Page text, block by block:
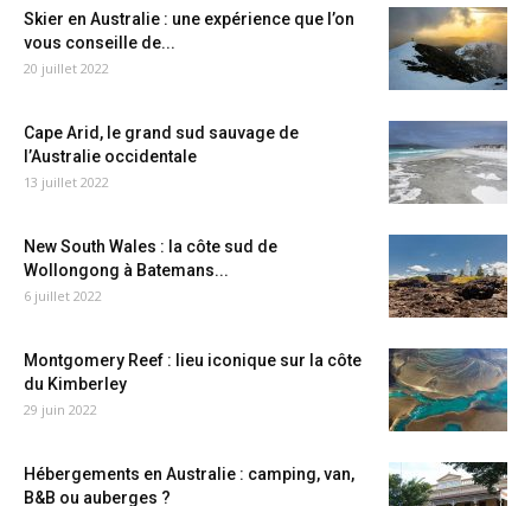
Skier en Australie : une expérience que l’on
vous conseille de...
20 juillet 2022
Cape Arid, le grand sud sauvage de
l’Australie occidentale
13 juillet 2022
New South Wales : la côte sud de
Wollongong à Batemans...
6 juillet 2022
Montgomery Reef : lieu iconique sur la côte
du Kimberley
29 juin 2022
Hébergements en Australie : camping, van,
B&B ou auberges ?